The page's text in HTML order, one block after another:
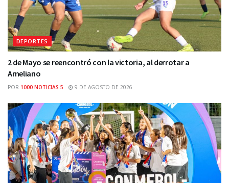
DEPORTES
2 de Mayo se reencontró con la victoria, al derrotar a
Ameliano
POR 1000 NOTICIAS 5 9 DE AGOSTO DE 2026